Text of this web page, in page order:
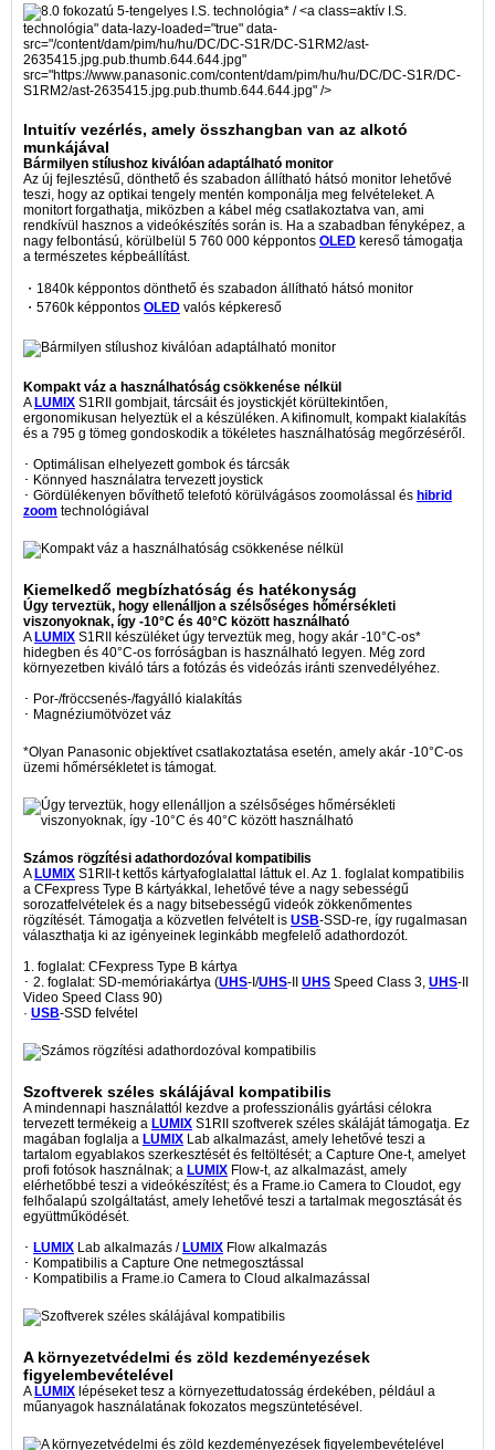
aktív I.S.
technológia" data-lazy-loaded="true" data-
src="/content/dam/pim/hu/hu/DC/DC-S1R/DC-S1RM2/ast-
2635415.jpg.pub.thumb.644.644.jpg"
src="https://www.panasonic.com/content/dam/pim/hu/hu/DC/DC-S1R/DC-
S1RM2/ast-2635415.jpg.pub.thumb.644.644.jpg" />
Intuitív vezérlés, amely összhangban van az alkotó
munkájával
Bármilyen stílushoz kiválóan adaptálható monitor
Az új fejlesztésű, dönthető és szabadon állítható hátsó monitor lehetővé
teszi, hogy az optikai tengely mentén komponálja meg felvételeket. A
monitort forgathatja, miközben a kábel még csatlakoztatva van, ami
rendkívül hasznos a videókészítés során is. Ha a szabadban fényképez, a
nagy felbontású, körülbelül 5 760 000 képpontos OLED kereső támogatja
a természetes képbeállítást.
・1840k képpontos dönthető és szabadon állítható hátsó monitor
・5760k képpontos OLED valós képkereső
Kompakt váz a használhatóság csökkenése nélkül
ALUMIX S1RII gombjait, tárcsáit és joystickjét körültekintően,
ergonomikusan helyeztük el a készüléken. A kifinomult, kompakt kialakítás
és a 795 g tömeg gondoskodik a tökéletes használhatóság megőrzéséről.
･ Optimálisan elhelyezett gombok és tárcsák
･ Könnyed használatra tervezett joystick
･ Gördülékenyen bővíthető telefotó körülvágásos zoomolással és hibrid
zoom technológiával
Kiemelkedő megbízhatóság és hatékonyság
Úgy terveztük, hogy ellenálljon a szélsőséges hőmérsékleti
viszonyoknak, így -10°C és 40°C között használható
ALUMIX S1RII készüléket úgy terveztük meg, hogy akár -10°C-os*
hidegben és 40°C-os forróságban is használható legyen. Még zord
környezetben kiváló társ a fotózás és videózás iránti szenvedélyéhez.
･ Por-/fröccsenés-/fagyálló kialakítás
･ Magnéziumötvözet váz
*Olyan Panasonic objektívet csatlakoztatása esetén, amely akár -10°C-os
üzemi hőmérsékletet is támogat.
Számos rögzítési adathordozóval kompatibilis
ALUMIX S1RII-t kettős kártyafoglalattal láttuk el. Az 1. foglalat kompatibilis
a CFexpress Type B kártyákkal, lehetővé téve a nagy sebességű
sorozatfelvételek és a nagy bitsebességű videók zökkenőmentes
rögzítését. Támogatja a közvetlen felvételt is USB-SSD-re, így rugalmasan
választhatja ki az igényeinek leginkább megfelelő adathordozót.
1. foglalat: CFexpress Type B kártya
･ 2. foglalat: SD-memóriakártya (UHS-I/UHS-II UHS Speed Class 3, UHS-II
Video Speed Class 90)
· USB-SSD felvétel
Szoftverek széles skálájával kompatibilis
A mindennapi használattól kezdve a professzionális gyártási célokra
tervezett termékeig a LUMIX S1RII szoftverek széles skáláját támogatja. Ez
magában foglalja a LUMIX Lab alkalmazást, amely lehetővé teszi a
tartalom egyablakos szerkesztését és feltöltését; a Capture One-t, amelyet
profi fotósok használnak; a LUMIX Flow-t, az alkalmazást, amely
elérhetőbbé teszi a videókészítést; és a Frame.io Camera to Cloudot, egy
felhőalapú szolgáltatást, amely lehetővé teszi a tartalmak megosztását és
együttműködését.
･ LUMIX Lab alkalmazás /LUMIX Flow alkalmazás
･ Kompatibilis a Capture One netmegosztással
･ Kompatibilis a Frame.io Camera to Cloud alkalmazással
A környezetvédelmi és zöld kezdeményezések
figyelembevételével
ALUMIX lépéseket tesz a környezettudatosság érdekében, például a
műanyagok használatának fokozatos megszüntetésével.